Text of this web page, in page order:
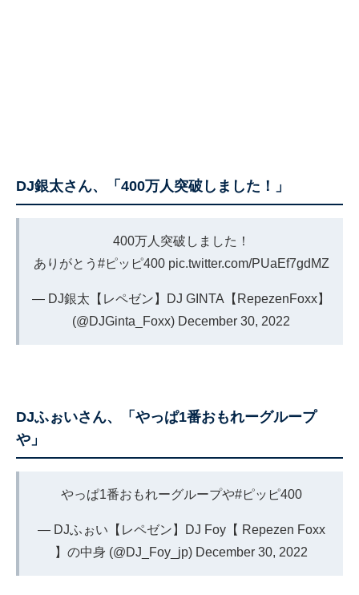
DJ銀太さん、「400万人突破しました！」
400万人突破しました！
ありがとう #ピッピ400 pic.twitter.com/PUaEf7gdMZ
— DJ銀太【レペゼン】DJ GINTA【RepezenFoxx】
(@DJGinta_Foxx) December 30, 2022
DJふぉいさん、「やっぱ1番おもれーグループ
や」
やっぱ1番おもれーグループや#ピッピ400
— DJふぉい【レペゼン】DJ Foy【 Repezen Foxx
】の中身 (@DJ_Foy_jp) December 30, 2022